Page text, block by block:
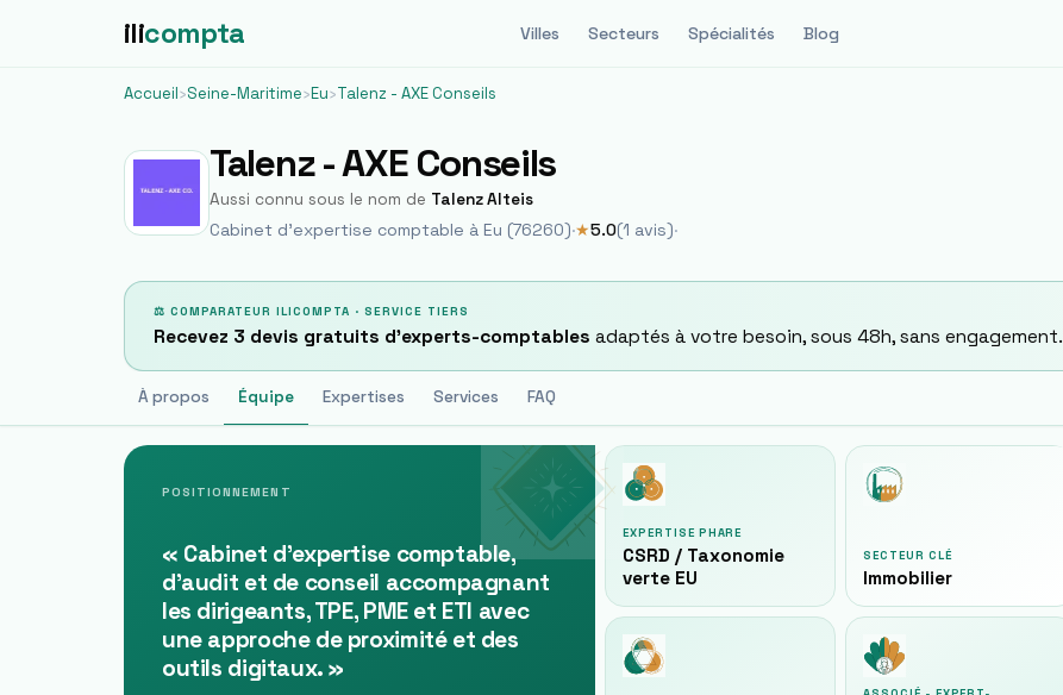
ilicompta Villes Secteurs Spécialités Blog
Accueil›Seine-Maritime›Eu›Talenz - AXE Conseils
Talenz - AXE Conseils
Aussi connu sous le nom de Talenz Alteis
Cabinet d'expertise comptable à Eu (76260)·★5.0(1 avis)·
⚖ COMPARATEUR ILICOMPTA · SERVICE TIERS
Recevez 3 devis gratuits d'experts-comptables adaptés à votre besoin, sous 48h, sans engagement.
À propos Équipe Expertises Services FAQ
POSITIONNEMENT
« Cabinet d'expertise comptable,
d'audit et de conseil accompagnant
les dirigeants, TPE, PME et ETI avec
une approche de proximité et des
outils digitaux.»
EXPERTISE PHARE
CSRD / Taxonomie
verte EU
SECTEUR CLÉ
Immobilier